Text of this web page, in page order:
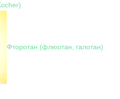
Фторотан (флюотан, галотан)